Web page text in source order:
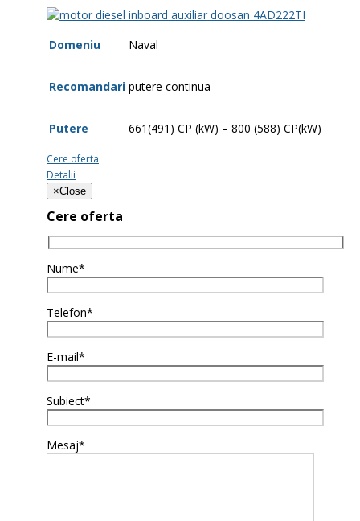
Domeniu Naval
Recomandari putere continua
Putere 661(491) CP (kW) – 800 (588) CP(kW)
Cere oferta
Detalii
×Close
Cere oferta
Nume*
Telefon*
E-mail*
Subiect*
Mesaj*